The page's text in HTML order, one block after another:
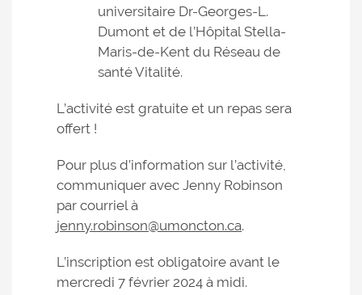
universitaire Dr-Georges-L.
Dumont et de l’Hôpital Stella-
Maris-de-Kent du Réseau de
santé Vitalité.
L’activité est gratuite et un repas sera
offert !
Pour plus d’information sur l’activité,
communiquer avec Jenny Robinson
par courriel à
jenny.robinson@umoncton.ca.
L’inscription est obligatoire avant le
mercredi 7 février 2024 à midi.